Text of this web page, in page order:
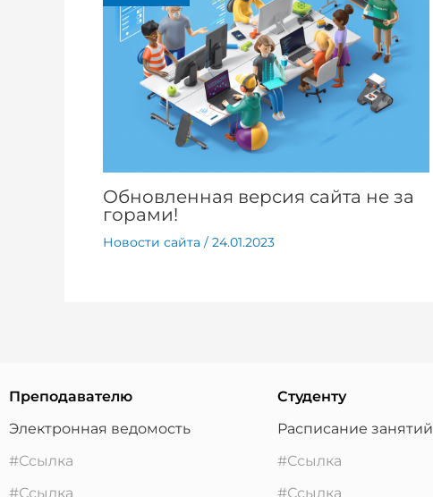
Обновленная версия сайта не за
горами!
Новости сайта / 24.01.2023
Преподавателю
Электронная ведомость
#Ссылка
#Ссылка
Студенту
Расписание занятий
#Ссылка
#Ссылка